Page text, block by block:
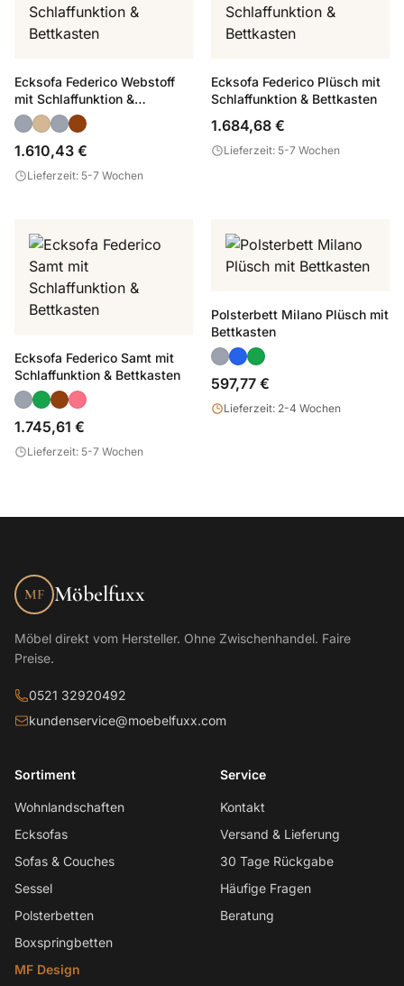
Ecksofa Federico Webstoff
mit Schlaffunktion &
Bettkasten
1.610,43 €
Lieferzeit: 5-7 Wochen
Ecksofa Federico Plüsch mit
Schlaffunktion & Bettkasten
1.684,68 €
Lieferzeit: 5-7 Wochen
Ecksofa Federico Samt mit
Schlaffunktion & Bettkasten
1.745,61 €
Lieferzeit: 5-7 Wochen
Polsterbett Milano Plüsch mit
Bettkasten
597,77 €
Lieferzeit: 2-4 Wochen
MF Möbelfuxx
Möbel direkt vom Hersteller. Ohne Zwischenhandel. Faire
Preise.
0521 32920492
kundenservice@moebelfuxx.com
Sortiment
Wohnlandschaften
Ecksofas
Sofas & Couches
Sessel
Polsterbetten
Boxspringbetten
MF Design
Service
Kontakt
Versand & Lieferung
30 Tage Rückgabe
Häufige Fragen
Beratung